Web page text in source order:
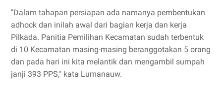
"Dalam tahapan persiapan ada namanya pembentukan
adhock dan inilah awal dari bagian kerja dan kerja
Pilkada. Panitia Pemilihan Kecamatan sudah terbentuk
di 10 Kecamatan masing-masing beranggotakan 5 orang
dan pada hari ini kita melantik dan mengambil sumpah
janji 393 PPS," kata Lumanauw.